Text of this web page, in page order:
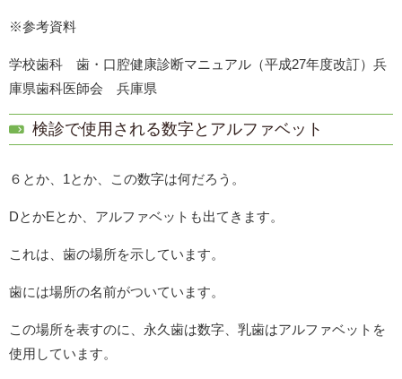
※参考資料
学校歯科 歯・口腔健康診断マニュアル（平成27年度改訂）兵
庫県歯科医師会 兵庫県
検診で使用される数字とアルファベット
６とか、1とか、この数字は何だろう。
DとかEとか、アルファベットも出てきます。
これは、歯の場所を示しています。
歯には場所の名前がついています。
この場所を表すのに、永久歯は数字、乳歯はアルファベットを
使用しています。